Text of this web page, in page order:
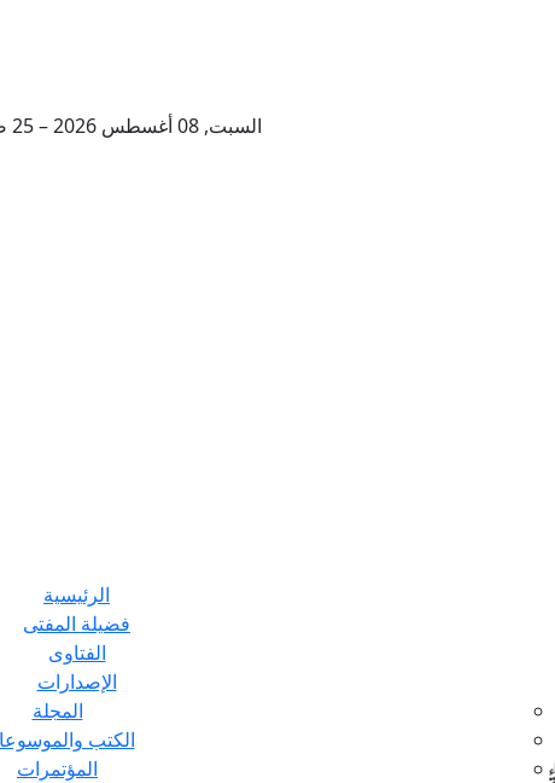
السبت, 08 أغسطس 2026 – 25 صفر 1448 هـ
الرئيسية
فضيلة المفتى
الفتاوى
الإصدارات
المجلة
الكتب
المؤتمرات